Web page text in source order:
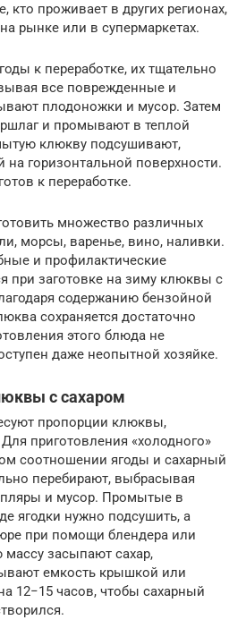
кто проживает в других регионах,
рынке или в супермаркетах.
к переработке, их тщательно
все поврежденные и
плодоножки и мусор. Затем
и промывают в теплой
клюкву подсушивают,
горизонтальной поверхности.
к переработке.
множество различных
морсы, варенье, вино, наливки.
и профилактические
при заготовке на зиму клюквы с
содержанию бензойной
сохраняется достаточно
этого блюда не
даже неопытной хозяйке.
с сахаром
пропорции клюквы,
приготовления «холодного»
соотношении ягоды и сахарный
перебирают, выбрасывая
и мусор. Промытые в
ягодки нужно подсушить, а
при помощи блендера или
массу засыпают сахар,
емкость крышкой или
12−15 часов, чтобы сахарный